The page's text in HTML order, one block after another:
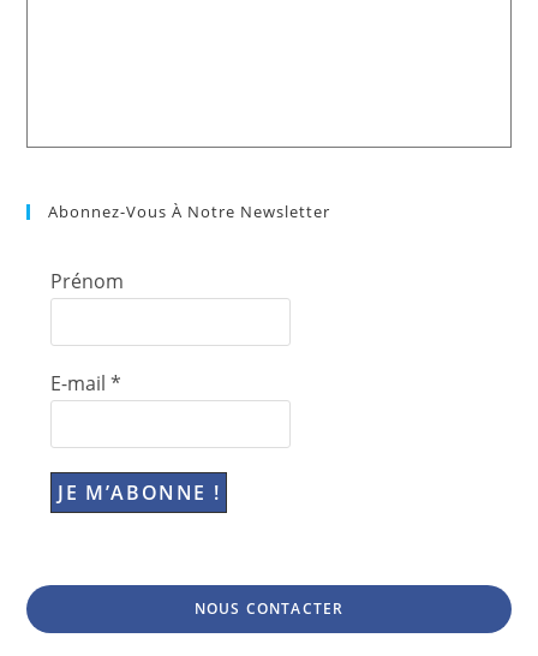
Abonnez-Vous À Notre Newsletter
Prénom
E-mail*
NOUS CONTACTER